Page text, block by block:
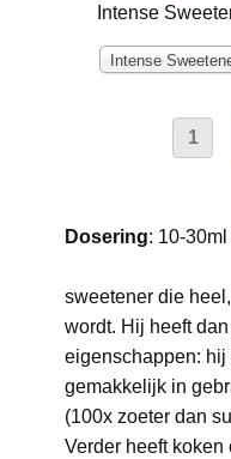
Intense
Intense
Dosering: 10-
sweetener die
wordt. Hij heeft
eigenschappen:
gemakkelijk in
(100x zoeter dan
Verder heeft